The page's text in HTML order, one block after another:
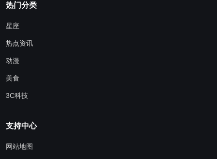
热门分类
星座
热点资讯
动漫
美食
3C科技
支持中心
网站地图